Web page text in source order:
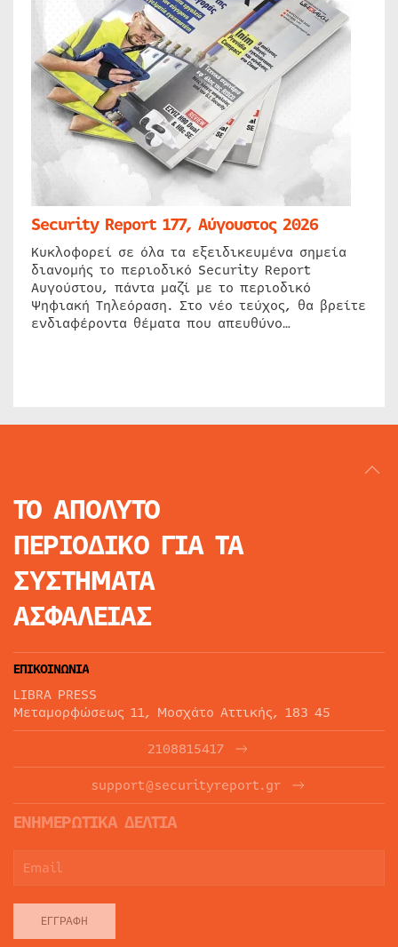
Security Report 177, Αύγουστος 2026
Κυκλοφορεί σε όλα τα εξειδικευμένα σημεία
διανομής το περιοδικό Security Report
Αυγούστου, πάντα μαζί με το περιοδικό
Ψηφιακή Τηλεόραση. Στο νέο τεύχος, θα βρείτε
ενδιαφέροντα θέματα που απευθύνο…
ΤΟ ΑΠΟΛΥΤΟ
ΠΕΡΙΟΔΙΚΟ ΓΙΑ ΤΑ
ΣΥΣΤΗΜΑΤΑ
ΑΣΦΑΛΕΙΑΣ
ΕΠΙΚΟΙΝΩΝΙΑ
LIBRA PRESS
Μεταμορφώσεως 11, Μοσχάτο Αττικής, 183 45
2108815417
support@securityreport.gr
ΕΝΗΜΕΡΩΤΙΚΑ ΔΕΛΤΙΑ
ΕΓΓΡΑΦΉ